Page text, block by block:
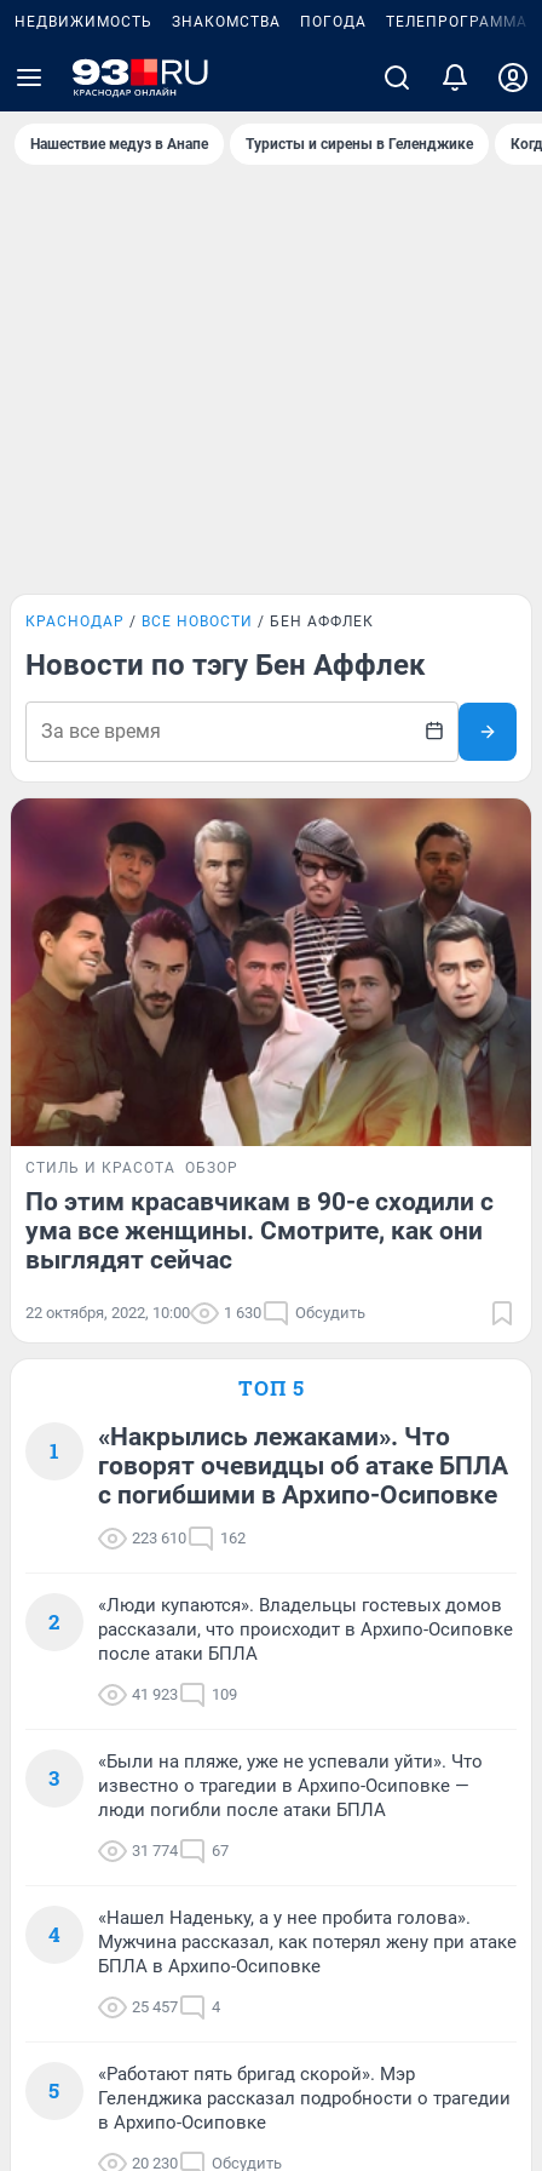
НЕДВИЖИМОСТЬ ЗНАКОМСТВА ПОГОДА ТЕЛЕПРОГРАММА
Нашествие медуз в Анапе Туристы и сирены в Геленджике
КРАСНОДАР ВСЕ НОВОСТИ БЕН АФФЛЕК
Новости по тэгу Бен Аффлек
СТИЛЬ И КРАСОТА ОБЗОР
По этим красавчикам в 90-е сходили с
ума все женщины. Смотрите, как они
выглядят сейчас
22 октября, 2022, 10:00 1 630 Обсудить
ТОП 5
1
«Накрылись лежаками». Что
говорят очевидцы об атаке БПЛА
с погибшими в Архипо-Осиповке
223 610 162
2
«Люди купаются». Владельцы гостевых домов
рассказали, что происходит в Архипо-Осиповке
после атаки БПЛА
41 923 109
3
«Были на пляже, уже не успевали уйти». Что
известно о трагедии в Архипо-Осиповке —
люди погибли после атаки БПЛА
31 774 67
4
«Нашел Наденьку, а у нее пробита голова».
Мужчина рассказал, как потерял жену при атаке
БПЛА в Архипо-Осиповке
25 457 4
5
«Работают пять бригад скорой». Мэр
Геленджика рассказал подробности о трагедии
в Архипо-Осиповке
20 230 Обсудить